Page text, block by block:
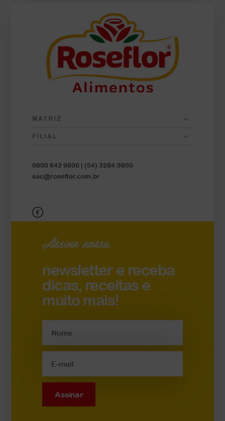
MATRIZ
FILIAL
0800 642 9800 | (54) 3284.9800
sac@roseflor.com.br
Assine nossa
newsletter e receba
dicas, receitas e
muito mais!
Assinar